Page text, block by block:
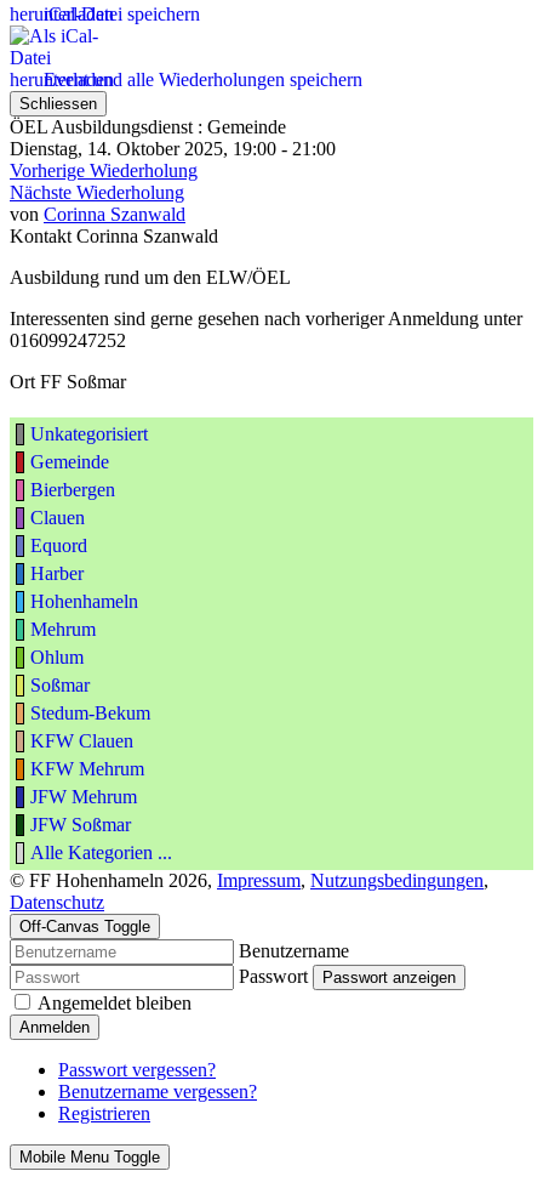
iCal-Datei speichern
Event und alle Wiederholungen speichern
Schliessen
ÖEL Ausbildungsdienst : Gemeinde
Dienstag, 14. Oktober 2025, 19:00 - 21:00
Vorherige Wiederholung
Nächste Wiederholung
von Corinna Szanwald
Kontakt Corinna Szanwald
Ausbildung rund um den ELW/ÖEL
Interessenten sind gerne gesehen nach vorheriger Anmeldung unter
016099247252
Ort FF Soßmar
Unkategorisiert
Gemeinde
Bierbergen
Clauen
Equord
Harber
Hohenhameln
Mehrum
Ohlum
Soßmar
Stedum-Bekum
KFW Clauen
KFW Mehrum
JFW Mehrum
JFW Soßmar
Alle Kategorien ...
© FF Hohenhameln 2026, Impressum, Nutzungsbedingungen,
Datenschutz
Off-Canvas Toggle
Benutzername
Passwort
Passwort anzeigen
Angemeldet bleiben
Anmelden
Passwort vergessen?
Benutzername vergessen?
Registrieren
Mobile Menu Toggle